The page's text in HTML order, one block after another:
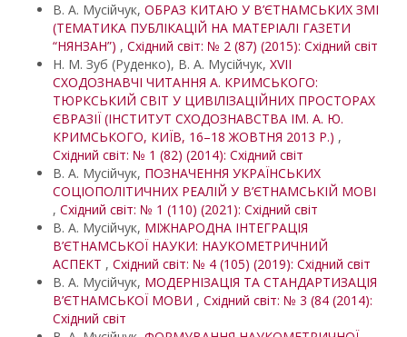
В. А. Мусійчук, ОБРАЗ КИТАЮ У В’ЄТНАМСЬКИХ ЗМІ
(ТЕМАТИКА ПУБЛІКАЦІЙ НА МАТЕРІАЛІ ГАЗЕТИ
“НЯНЗАН”) , Східний світ: № 2 (87) (2015): Східний світ
Н. М. Зуб (Руденко), В. А. Мусійчук, XVІІ
СХОДОЗНАВЧІ ЧИТАННЯ А. КРИМСЬКОГО:
ТЮРКСЬКИЙ СВІТ У ЦИВІЛІЗАЦІЙНИХ ПРОСТОРАХ
ЄВРАЗІЇ (ІНСТИТУТ СХОДОЗНАВСТВА ІМ. А. Ю.
КРИМСЬКОГО, КИЇВ, 16–18 ЖОВТНЯ 2013 Р.) ,
Східний світ: № 1 (82) (2014): Східний світ
В. А. Мусійчук, ПОЗНАЧЕННЯ УКРАЇНСЬКИХ
СОЦІОПОЛІТИЧНИХ РЕАЛІЙ У В’ЄТНАМСЬКІЙ МОВІ
, Східний світ: № 1 (110) (2021): Східний світ
В. А. Мусійчук, МІЖНАРОДНА ІНТЕГРАЦІЯ
В’ЄТНАМСЬКОЇ НАУКИ: НАУКОМЕТРИЧНИЙ
АСПЕКТ , Східний світ: № 4 (105) (2019): Східний світ
В. А. Мусійчук, МОДЕРНІЗАЦІЯ ТА СТАНДАРТИЗАЦІЯ
В’ЄТНАМСЬКОЇ МОВИ , Східний світ: № 3 (84 (2014):
Східний світ